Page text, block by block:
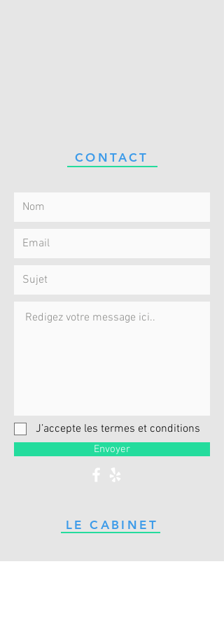
CONTACT
J’accepte les termes et conditions
Envoyer
LE CABINET